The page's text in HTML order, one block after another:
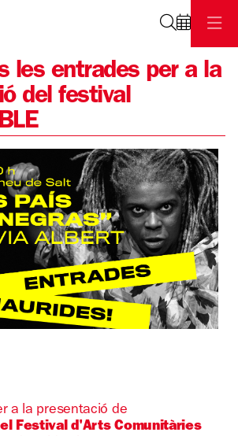
les entrades per a la
del festival
a la presentació de
el Festival d'Arts Comunitàries